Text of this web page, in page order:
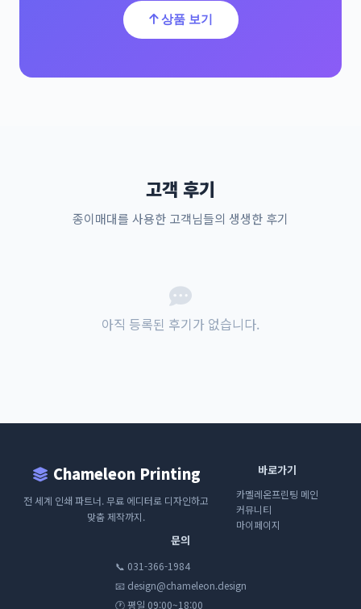
상품 보기
고객 후기
종이매대를 사용한 고객님들의 생생한 후기
아직 등록된 후기가 없습니다.
Chameleon Printing
전 세계 인쇄 파트너. 무료 에디터로 디자인하고
맞춤 제작까지.
바로가기
카멜레온프린팅 메인
커뮤니티
마이페이지
문의
📞 031-366-1984
📧 design@chameleon.design
🕐 평일 09:00~18:00